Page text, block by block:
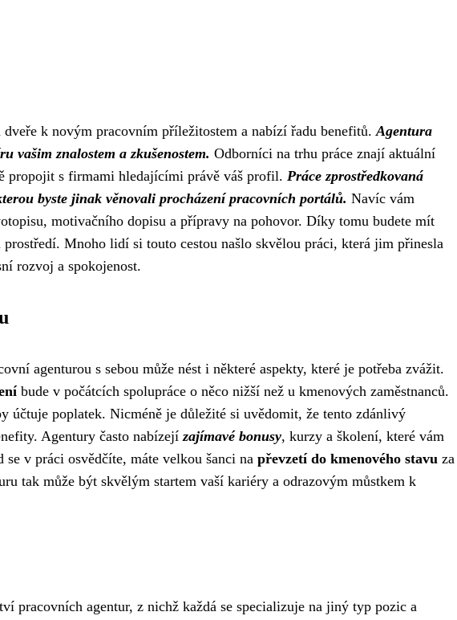
dveře k novým pracovním příležitostem a nabízí řadu benefitů.Agentura
vašim znalostem a zkušenostem. Odborníci na trhu práce znají aktuální
propojit s firmami hledajícími právě váš profil. Práce zprostředkovaná
byste jinak věnovali procházení pracovních portálů. Navíc vám
motivačního dopisu a přípravy na pohovor. Díky tomu budete mít
Mnoho lidí si touto cestou našlo skvělou práci, která jim přinesla
rozvoj a spokojenost.
agenturou s sebou může nést i některé aspekty, které je potřeba zvážit.
bude v počátcích spolupráce o něco nižší než u kmenových zaměstnanců.
účtuje poplatek. Nicméně je důležité si uvědomit, že tento zdánlivý
Agentury často nabízejízajímavé bonusy, kurzy a školení, které vám
v práci osvědčíte, máte velkou šanci na převzetí do kmenového stavu za
tak může být skvělým startem vaší kariéry a odrazovým můstkem k
pracovních agentur, z nichž každá se specializuje na jiný typ pozic a